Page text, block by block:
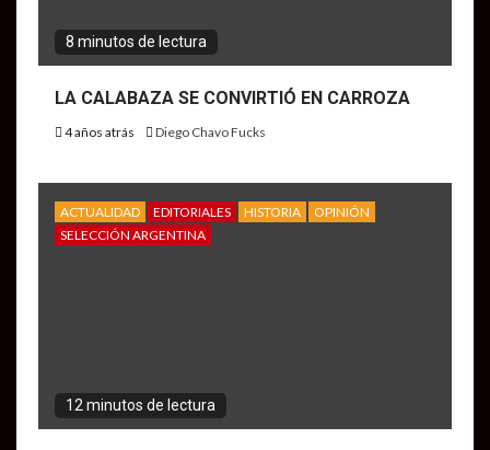
8 minutos de lectura
LA CALABAZA SE CONVIRTIÓ EN CARROZA
4 años atrás Diego Chavo Fucks
ACTUALIDAD EDITORIALES HISTORIA
OPINIÓN
SELECCIÓN ARGENTINA
12 minutos de lectura